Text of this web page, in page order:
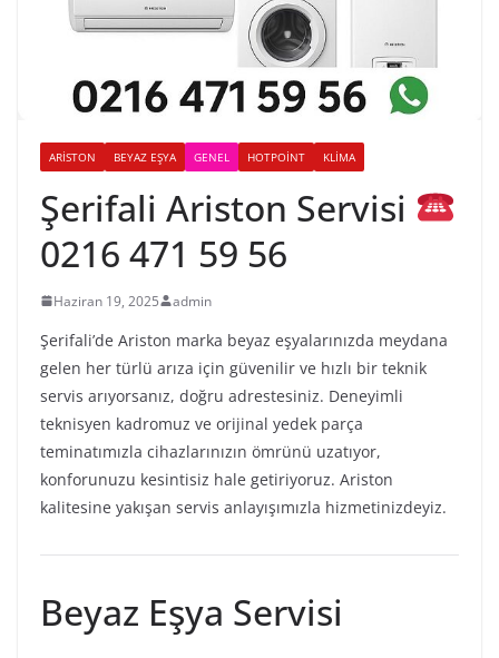
ARISTON BEYAZ EŞYA GENEL HOTPOINT KLIMA
Şerifali Ariston Servisi
0216 471 59 56
Haziran 19, 2025 admin
Şerifali’de Ariston marka beyaz eşyalarınızda meydana
gelen her türlü arıza için güvenilir ve hızlı bir teknik
servis arıyorsanız, doğru adrestesiniz. Deneyimli
teknisyen kadromuz ve orijinal yedek parça
teminatımızla cihazlarınızın ömrünü uzatıyor,
konforunuzu kesintisiz hale getiriyoruz. Ariston
kalitesine yakışan servis anlayışımızla hizmetinizdeyiz.
Beyaz Eşya Servisi